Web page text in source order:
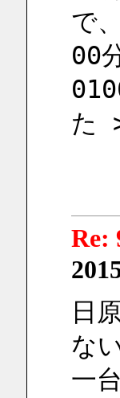
で
00
た
Re:
日
な
一